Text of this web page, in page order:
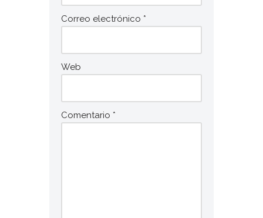
Correo electrónico *
Web
Comentario *